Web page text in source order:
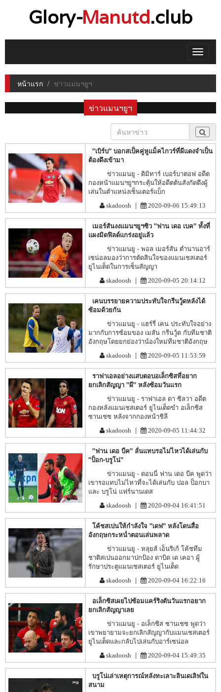
Glory-Manutd.club
Toggle
หน้าแรก ข่าวแมนฯยูฯ
ข่าวแมนฯยูฯ
"เบิร์บ" บอกสเป็คคู่หูแม็คไกวร์ที่ผีแดงจำเป็น
ต้องดึงเข้ามา
ข่าวแมนยู - ดิมิทาร์ เบอร์บาตอฟ อดีต
กองหน้าแมนฯยูฯกระตุ้นให้อดีตต้นสังกัดดึงผู้
เล่นในตำแหน่งเซ็นเตอร์แบ็ก
skadoosh | 2020-09-06 15:49:13
เมอร์สันงงแมนฯยูฯซิว "ฟาน เดอ เบค" ทั้งที่
แผงมิดฟิลด์แกร่งอยู่แล้ว
ข่าวแมนยู - พอล เมอร์สัน ตำนานอาร์
เซน่อลมองว่าการตัดสินใจของแมนเชสเตอร์
ยูไนเต็ดในการเซ็นสัญญา
skadoosh | 2020-09-05 20:14:12
เคนบรรยายความประทับใจกรีนวู้ดหลังได้
ซ้อมด้วยกัน
ข่าวแมนยู - แฮร์รี่ เคน ประทับใจอย่าง
มากกับการซ้อมของ เมสัน กรีนวู้ด กับทีมชาติ
อังกฤษโดยยกย่องว่าน้องใหม่ทีมชาติอังกฤษ
skadoosh | 2020-09-05 11:53:59
ราฟาเอลอย่างแสบตอบอเล็กซิสที่อยาก
ยกเลิกสัญญา "ผี" หลังซ้อมวันแรก
ข่าวแมนยู - ราฟาเอล ดา ซิลวา อดีต
กองหลังแมนเชสเตอร์ ยูไนเต็ดขำ อเล็กซิส
ซานเชซ หลังจากกองหน้าชิลี
skadoosh | 2020-09-05 11:44:32
"ฟาน เดอ บีค" ลั่นแทบรอไม่ไหวได้เล่นกับ
"ป็อก-บรูโน่"
ข่าวแมนยู - ดอนนี่ ฟาน เดอ บีค พูดว่า
เขารอแทบไม่ไหวที่จะได้เล่นกับ ปอล ป็อกบา
และ บรูโน่ แฟร์นานเดส
skadoosh | 2020-09-04 16:41:51
โค้ชสเปนให้กำลังใจ "เดฟ" หลังโดนสื่อ
อังกฤษกระหน่ำตอนเล่นพลาด
ข่าวแมนยู - หลุยส์ เอ็นริเก้ โค้ชทีม
ชาติสเปนออกมาปกป้อง ดาบิด เด เคอา ผู้
รักษาประตูแมนเชสเตอร์ ยูไนเต็ด
skadoosh | 2020-09-04 16:22:16
อเล็กซิสเผยไปซ้อมแคร์ริงตันวันแรกอยาก
ยกเลิกสัญญาเลย
ข่าวแมนยู - อเล็กซิส ซานเชซ พูดว่า
เขาพยายามจะยกเลิกสัญญากับแมนเชสเตอร์
ยูไนเต็ดและกลับไปเล่นกับอาร์เซน่อล
skadoosh | 2020-09-04 15:49:35
บรูโน่เล่าเหตุการณ์หลังทะเลาะลินเดเลิฟใน
สนาม